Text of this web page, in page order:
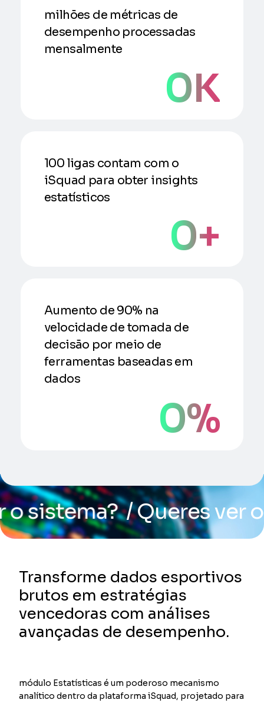
milhões de métricas de
desempenho processadas
mensalmente
0K
100 ligas contam com o
iSquad para obter insights
estatísticos
0+
Aumento de 90% na
velocidade de tomada de
decisão por meio de
ferramentas baseadas em
dados
0%
sistema?/ Queres ver o
Transforme dados esportivos
brutos em estratégias
vencedoras com análises
avançadas de desempenho.
módulo Estatísticas é um poderoso mecanismo
analítico dentro da plataforma iSquad, projetado para